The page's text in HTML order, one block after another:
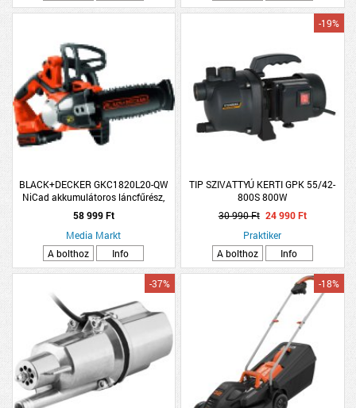
BLACK+DECKER GKC1820L20-QW
NiCad akkumulátoros láncfűrész,
18V
58 999 Ft
Media Markt
A bolthoz
Info
TIP SZIVATTYÚ KERTI GPK 55/42-
800S 800W
-19%
30 990 Ft 24 990 Ft
Praktiker
A bolthoz
Info
-37% -18%